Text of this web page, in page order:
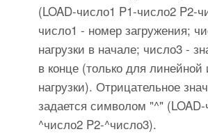
(LOAD-число1 P1-число2 P2-
число1 - номер загружения;
нагрузки в начале; число3 -
в конце (только для
нагрузки). Отрицательное
задается символом "^"
^число2 P2-^число3).